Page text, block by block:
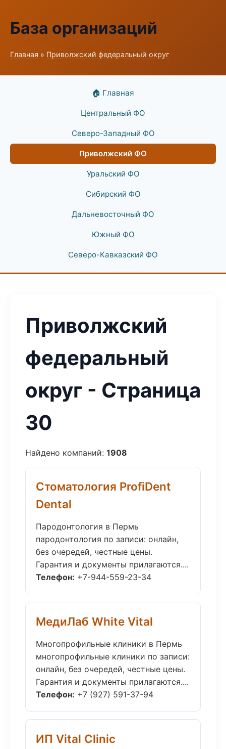
База организаций
Главная » Приволжский федеральный округ
🏠 Главная
Центральный ФО
Северо-Западный ФО
Приволжский ФО
Уральский ФО
Сибирский ФО
Дальневосточный ФО
Южный ФО
Северо-Кавказский ФО
Приволжский
федеральный
округ - Страница
30
Найдено компаний: 1908
Стоматология ProfiDent
Dental
Пародонтология в Пермь
пародонтология по записи: онлайн,
без очередей, честные цены.
Гарантия и документы прилагаются....
Телефон: +7-944-559-23-34
МедиЛаб White Vital
Многопрофильные клиники в Пермь
многопрофильные клиники по записи:
онлайн, без очередей, честные цены.
Гарантия и документы прилагаются....
Телефон: +7 (927) 591-37-94
ИП Vital Clinic